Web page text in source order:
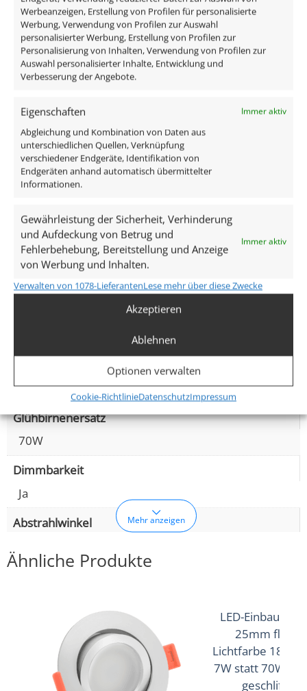
Werbeanzeigen, Erstellung von Profilen für personalisierte
Werbung, Verwendung von Profilen zur Auswahl
personalisierter Werbung, Erstellung von Profilen zur
Personalisierung von Inhalten, Verwendung von Profilen zur
Auswahl personalisierter Inhalte, Entwicklung und
Verbesserung der Angebote.
Eigenschaften Immer aktiv
Abgleichung und Kombination von Daten aus
unterschiedlichen Quellen, Verknüpfung
verschiedener Endgeräte, Identifikation von
Endgeräten anhand automatisch übermittelter
Informationen.
Gewährleistung der Sicherheit, Verhinderung
und Aufdeckung von Betrug und
Fehlerbehebung, Bereitstellung und Anzeige
von Werbung und Inhalten.
Immer aktiv
Verwalten von 1078-LieferantenLese mehr über diese Zwecke
Akzeptieren
Ablehnen
Optionen verwalten
Cookie-RichtlinieDatenschutzImpressum
der Decke befestigt, so das der Aufbaustrahler dann
nur noch draufgeschraubt werden muss.
1x Forma Tube Alu Aufbaurahmen anthrazit
matt
1x Forma Aqua Alu Einbaurahmen IP44
1x ultra flaches DC 24V Aluminium LED-Modul
Technische Daten
Gesamtmaße
90×88mm
DC 24V (Smart Home)
6W
Glühbirnenersatz
70W
Dimmbarkeit
Ja
Abstrahlwinkel
Lichtstrom (Lumen)
(2700K (Warmweiß)),
(Warmweiß)) ,390lm (4000K (Neutralweiß))
Lichtfarbtemperatur (K)
Mehr anzeigen
Ähnliche Produkte
LED-
25mm flach
Lichtfarbe 1800-
7W statt 70W
geschliffen